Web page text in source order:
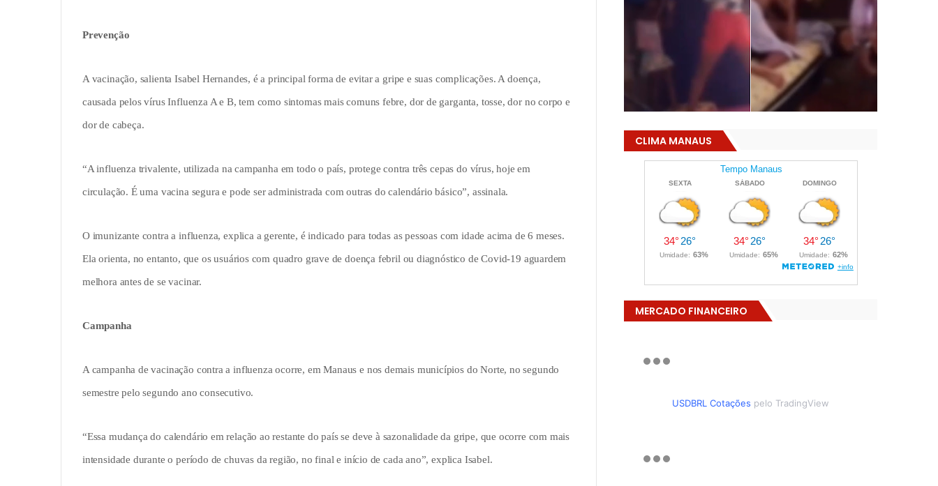
Prevenção
A vacinação, salienta Isabel Hernandes, é a principal forma de evitar a gripe e suas complicações. A doença,
causada pelos vírus Influenza A e B, tem como sintomas mais comuns febre, dor de garganta, tosse, dor no corpo e
dor de cabeça.
“A influenza trivalente, utilizada na campanha em todo o país, protege contra três cepas do vírus, hoje em
circulação. É uma vacina segura e pode ser administrada com outras do calendário básico”, assinala.
O imunizante contra a influenza, explica a gerente, é indicado para todas as pessoas com idade acima de 6 meses.
Ela orienta, no entanto, que os usuários com quadro grave de doença febril ou diagnóstico de Covid-19 aguardem
melhora antes de se vacinar.
Campanha
A campanha de vacinação contra a influenza ocorre, em Manaus e nos demais municípios do Norte, no segundo
semestre pelo segundo ano consecutivo.
“Essa mudança do calendário em relação ao restante do país se deve à sazonalidade da gripe, que ocorre com mais
intensidade durante o período de chuvas da região, no final e início de cada ano”, explica Isabel.
CLIMA MANAUS
MERCADO FINANCEIRO
USDBRL Cotações pelo TradingView